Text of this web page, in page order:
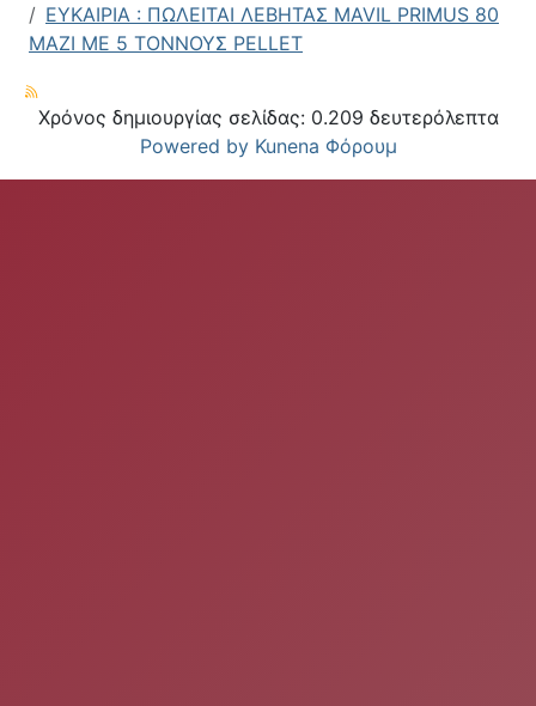
ΕΥΚΑΙΡΙΑ : ΠΩΛΕΙΤΑΙ ΛΕΒΗΤΑΣ MAVIL PRIMUS 80
MAZI ME 5 TOΝΝΟΥΣ PELLET
Χρόνος δημιουργίας σελίδας: 0.209 δευτερόλεπτα
Powered by Kunena Φόρουμ